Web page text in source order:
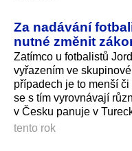
Za nadávání
nutné změnit
Zatímco u fotbalistů
vyřazením ve
případech je to menší
se s tím vyrovnávají
v Česku panuje v
tento rok